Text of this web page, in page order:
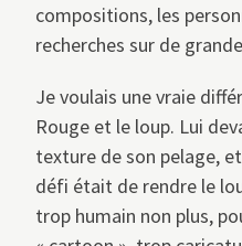
compositions, les
recherches sur de
Je voulais une vraie
Rouge et le loup. Lui
texture de son pelage,
défi était de rendre le
trop humain non plus,